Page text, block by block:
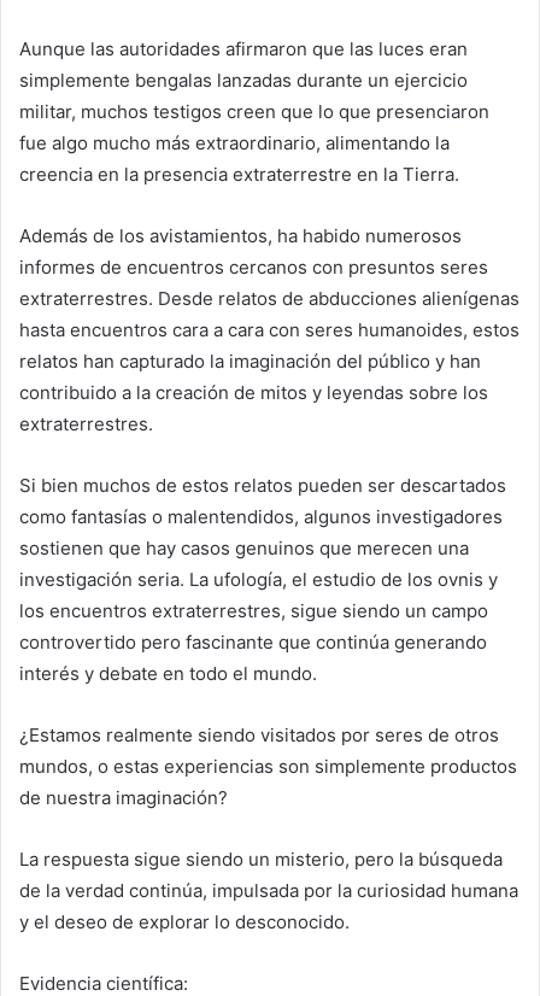
Aunque las autoridades afirmaron que las luces eran
simplemente bengalas lanzadas durante un ejercicio
militar, muchos testigos creen que lo que presenciaron
fue algo mucho más extraordinario, alimentando la
creencia en la presencia extraterrestre en la Tierra.
Además de los avistamientos, ha habido numerosos
informes de encuentros cercanos con presuntos seres
extraterrestres. Desde relatos de abducciones alienígenas
hasta encuentros cara a cara con seres humanoides, estos
relatos han capturado la imaginación del público y han
contribuido a la creación de mitos y leyendas sobre los
extraterrestres.
Si bien muchos de estos relatos pueden ser descartados
como fantasías o malentendidos, algunos investigadores
sostienen que hay casos genuinos que merecen una
investigación seria. La ufología, el estudio de los ovnis y
los encuentros extraterrestres, sigue siendo un campo
controvertido pero fascinante que continúa generando
interés y debate en todo el mundo.
¿Estamos realmente siendo visitados por seres de otros
mundos, o estas experiencias son simplemente productos
de nuestra imaginación?
La respuesta sigue siendo un misterio, pero la búsqueda
de la verdad continúa, impulsada por la curiosidad humana
y el deseo de explorar lo desconocido.
Evidencia científica: